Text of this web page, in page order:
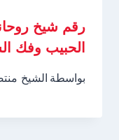
رقم شيخ
الحبيب وفك
بواسطة الشيخ